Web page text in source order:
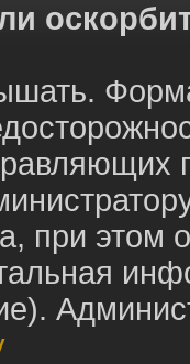
при этом